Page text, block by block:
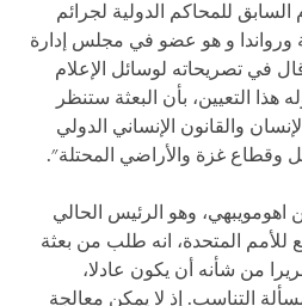
للمحاكم الدولية لجرائم
ورواندا و هو عضو في مجلس إدارة
في تصريحاته لوسائل الإعلام
هذا التعيين، بأن البعثة ستنظر
والقانون الإنساني الدولي
وقطاع غزة والأراضي المحتلة".
اهومويبهي، وهو الرئيس الحالي
للأمم المتحدة، انه طلب من بعثة
من شأنه أن يكون عادلا،
التناسب. إذ لا يمكن معالجة